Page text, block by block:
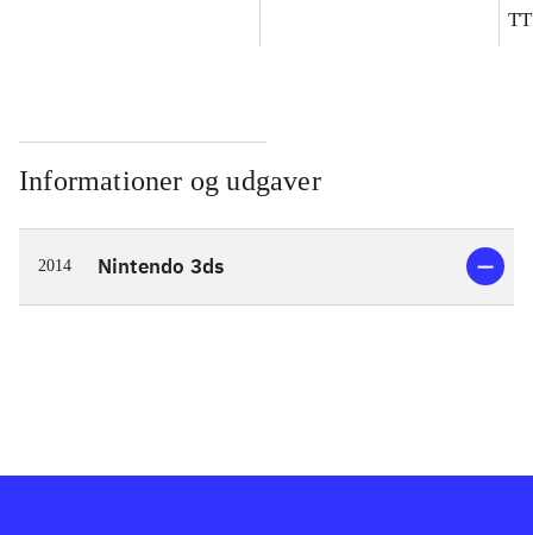
Informationer og udgaver
2014 Nintendo 3ds